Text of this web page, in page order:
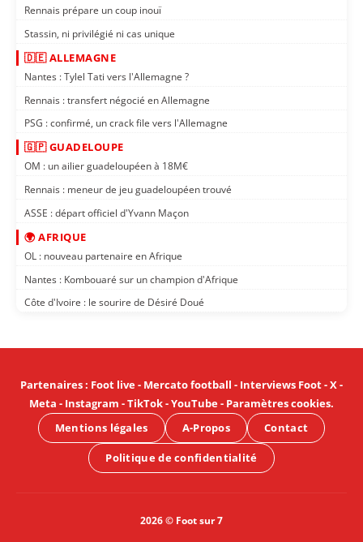
Rennais prépare un coup inouï
Stassin, ni privilégié ni cas unique
🇩🇪 ALLEMAGNE
Nantes : Tylel Tati vers l'Allemagne ?
Rennais : transfert négocié en Allemagne
PSG : confirmé, un crack file vers l'Allemagne
🇬🇵 GUADELOUPE
OM : un ailier guadeloupéen à 18M€
Rennais : meneur de jeu guadeloupéen trouvé
ASSE : départ officiel d'Yvann Maçon
🌍 AFRIQUE
OL : nouveau partenaire en Afrique
Nantes : Kombouaré sur un champion d'Afrique
Côte d'Ivoire : le sourire de Désiré Doué
Partenaires: Foot live- Mercato football - Interviews Foot-X-
Meta - Instagram -TikTok-YouTube- Paramètres cookies.
Mentions légales
A-Propos Contact
Politique de confidentialité
2026 © Foot sur 7